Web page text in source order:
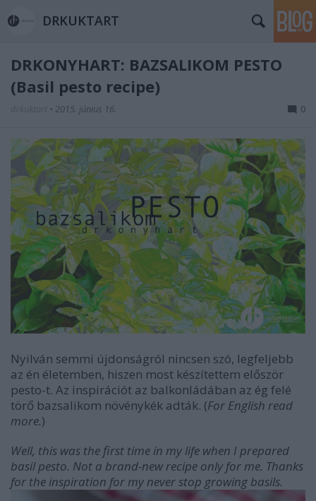
DRKUKTART
DRKONYHART: BAZSALIKOM PESTO
(Basil pesto recipe)
• 2015. június 16. 0
Nyilván semmi újdonságról nincsen szó, legfeljebb
az én életemben, hiszen most készítettem először
pesto-t. Az inspirációt az balkonládában az ég felé
törő bazsalikom növénykék adták. (For English read
more.)
Well, this was the first time in my life when I prepared
basil pesto. Not a brand-new recipe only for me. Thanks
for the inspiration for my never stop growing basils.